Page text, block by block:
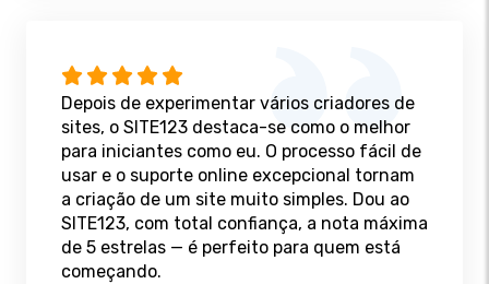
Depois de experimentar vários criadores de
sites, o SITE123 destaca-se como o melhor
para iniciantes como eu. O processo fácil de
usar e o suporte online excepcional tornam
a criação de um site muito simples. Dou ao
SITE123, com total confiança, a nota máxima
de 5 estrelas — é perfeito para quem está
começando.